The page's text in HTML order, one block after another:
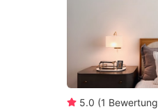
5.0 (1 Bewertung